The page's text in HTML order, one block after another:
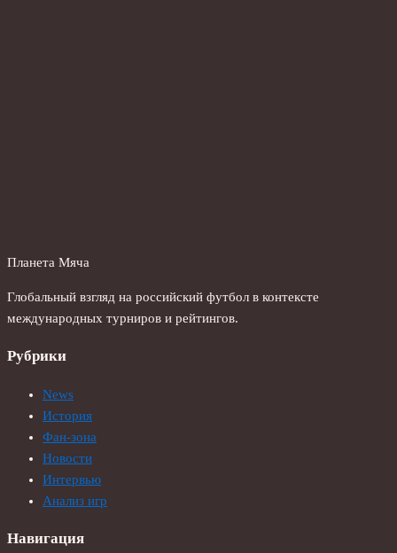
Планета Мяча
Глобальный взгляд на российский футбол в контексте
международных турниров и рейтингов.
Рубрики
News
История
Фан-зона
Новости
Интервью
Анализ игр
Навигация